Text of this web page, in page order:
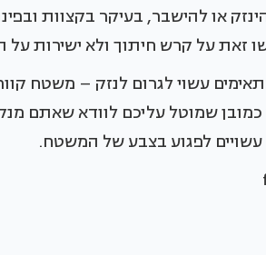
או להישבר, בעיקר בקצוות
זאת על קרש חיתוך ולא ישירות
עשוי לגרום לנזק – משטח
שמוטל עליכם לוודא שאתם
עשויים לפגוע בצבע של המשטח.